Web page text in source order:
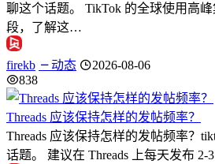
聊这个话题。 TikTok 的全球使用高
段，了解这…
firekb 动态
2026-08-06
838
Threads 应该保持怎样的发帖频率？
Threads 应该保持怎样的发帖频率？
话题。 建议在 Threads 上每天发布